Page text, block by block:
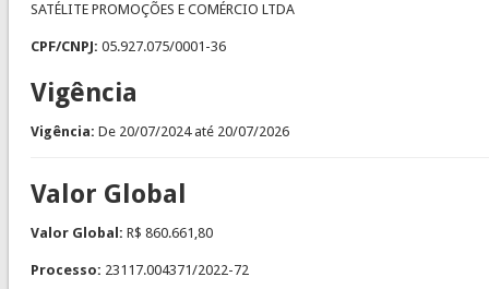
SATÉLITE PROMOÇÕES E COMÉRCIO LTDA
CPF/CNPJ: 05.927.075/0001-36
Vigência
Vigência: De 20/07/2024até 20/07/2026
Valor Global
Valor Global: R$ 860.661,80
Processo: 23117.004371/2022-72